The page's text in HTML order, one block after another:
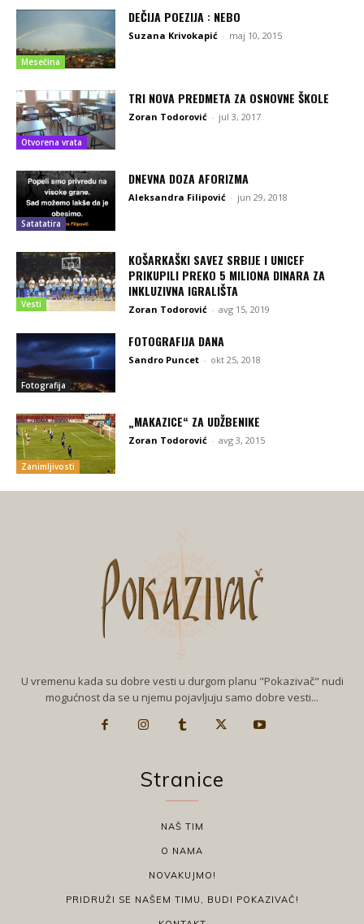
Mesečina
DEČIJA POEZIJA : NEBO
Suzana Krivokapić - maj 10, 2015
Otvorena vrata
TRI NOVA PREDMETA ZA OSNOVNE ŠKOLE
Zoran Todorović - jul 3, 2017
Satatatira
DNEVNA DOZA AFORIZMA
Aleksandra Filipović - jun 29, 2018
Vesti
KOŠARKAŠKI SAVEZ SRBIJE I UNICEF
PRIKUPILI PREKO 5 MILIONA DINARA ZA
INKLUZIVNA IGRALIŠTA
Zoran Todorović - avg 15, 2019
Fotografija
FOTOGRAFIJA DANA
Sandro Puncet - okt 25, 2018
Zanimljivosti
„MAKAZICE“ ZA UDŽBENIKE
Zoran Todorović - avg 3, 2015
U vremenu kada su dobre vesti u durgom planu "Pokazivač" nudi
mogućnost da se u njemu pojavljuju samo dobre vesti...
Stranice
NAŠ TIM
O NAMA
NOVAKUJMO!
PRIDRUŽI SE NAŠEM TIMU, BUDI POKAZIVAČ!